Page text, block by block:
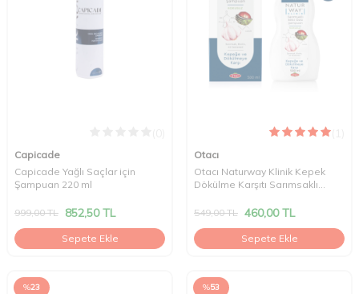
Capicade
Capicade Yağlı Saçlar için
Şampuan 220 ml
999,00TL 852,50TL
Sepete Ekle
Otacı
Otacı Naturway Klinik Kepek
Dökülme Karşıtı Sarımsaklı
549,00TL 460,00TL
Sepete Ekle
%23 %53